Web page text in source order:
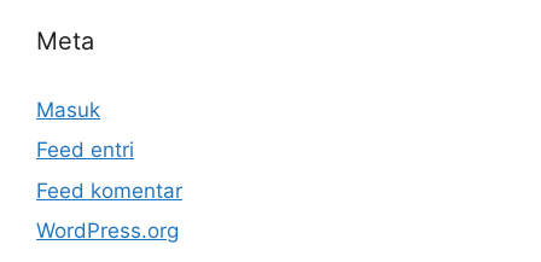
Meta
Masuk
Feed entri
Feed komentar
WordPress.org